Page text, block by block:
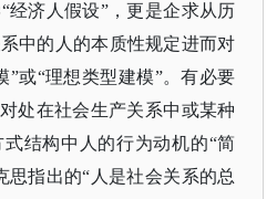
经济人假设”，更是企求从历
中的人的本质性规定进而对
”或“理想类型建模”。有必要
处在社会生产关系中或某种
结构中人的行为动机的“简
思指出的“人是社会关系的总